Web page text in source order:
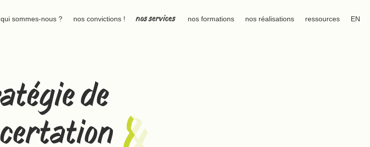
qui sommes-nous ? nos convictions ! nos services nos formations nos réalisations ressources EN